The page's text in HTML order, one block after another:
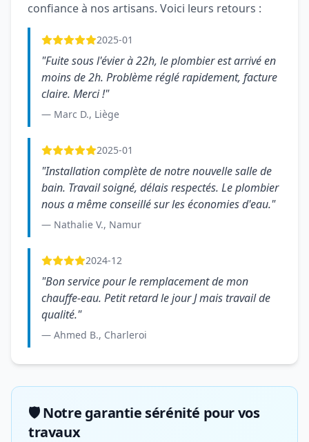
confiance à nos artisans. Voici leurs retours :
2025-01
"Fuite sous l'évier à 22h, le plombier est arrivé en
moins de 2h. Problème réglé rapidement, facture
claire. Merci !"
— Marc D., Liège
2025-01
"Installation complète de notre nouvelle salle de
bain. Travail soigné, délais respectés. Le plombier
nous a même conseillé sur les économies d'eau."
— Nathalie V., Namur
2024-12
"Bon service pour le remplacement de mon
chauffe-eau. Petit retard le jour J mais travail de
qualité."
— Ahmed B., Charleroi
🛡️ Notre garantie sérénité pour vos
travaux